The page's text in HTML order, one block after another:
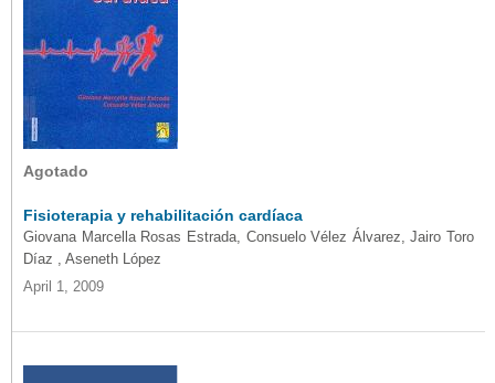
Agotado
Fisioterapia y rehabilitación cardíaca
Giovana Marcella Rosas Estrada, Consuelo Vélez Álvarez, Jairo Toro
Díaz , Aseneth López
April 1, 2009